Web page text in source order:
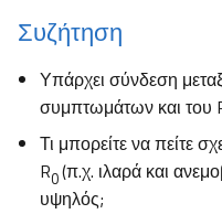
Συζήτηση
Υπάρχει σύνδεση
συμπτωμάτων και του
Τι μπορείτε να πείτε
R0(π.χ. ιλαρά και
υψηλός;